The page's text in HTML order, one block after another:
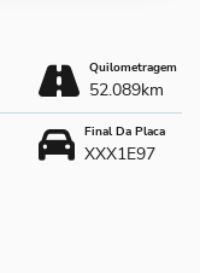
Quilometragem
52.089km
Final Da Placa
XXX1E97